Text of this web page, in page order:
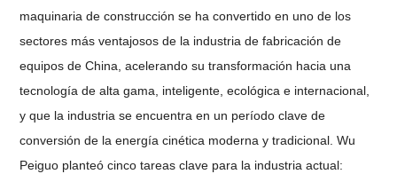
maquinaria de construcción se ha convertido en uno de los
sectores más ventajosos de la industria de fabricación de
equipos de China, acelerando su transformación hacia una
tecnología de alta gama, inteligente, ecológica e internacional,
y que la industria se encuentra en un período clave de
conversión de la energía cinética moderna y tradicional. Wu
Peiguo planteó cinco tareas clave para la industria actual: